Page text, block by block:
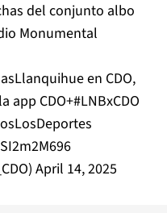
del conjunto albo
Monumental
en CDO,
app CDO+#LNBxCDO
April 14, 2025